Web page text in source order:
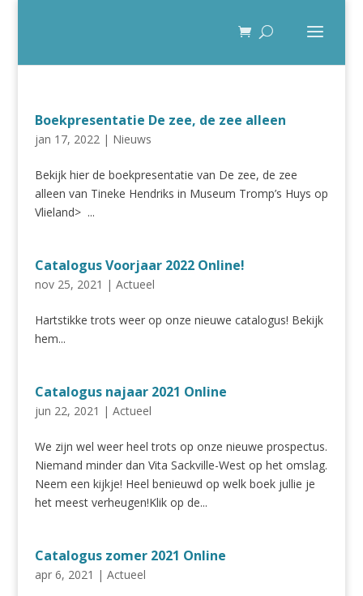
Boekpresentatie De zee, de zee alleen
jan 17, 2022| Nieuws
Bekijk hier de boekpresentatie van De zee, de zee
alleen van Tineke Hendriks in Museum Tromp’s Huys op
Vlieland> ...
Catalogus Voorjaar 2022 Online!
nov 25, 2021 | Actueel
Hartstikke trots weer op onze nieuwe catalogus! Bekijk
hem...
Catalogus najaar 2021 Online
jun 22, 2021 | Actueel
We zijn wel weer heel trots op onze nieuwe prospectus.
Niemand minder dan Vita Sackville-West op het omslag.
Neem een kijkje! Heel benieuwd op welk boek jullie je
het meest verheugen!Klik op de...
Catalogus zomer 2021 Online
apr 6, 2021 | Actueel